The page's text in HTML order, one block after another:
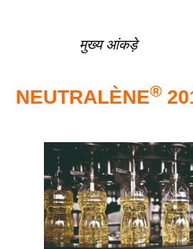
मुख्य आंकड़े
NEUTRALÈNE®